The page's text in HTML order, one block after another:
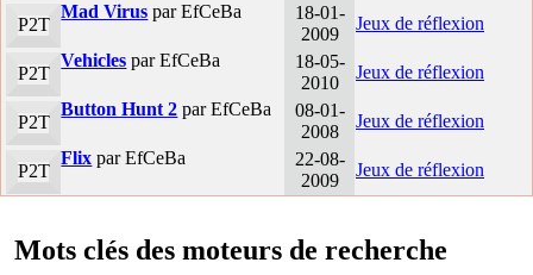
P2T
Mad Virus par EfCeBa
18-01-
2009
Jeux de réflexion
P2T
Vehicles par EfCeBa
18-05-
2010
Jeux de réflexion
P2T
Button Hunt 2 par EfCeBa
08-01-
2008
Jeux de réflexion
P2T
Flix par EfCeBa
22-08-
2009
Jeux de réflexion
Mots clés des moteurs de recherche